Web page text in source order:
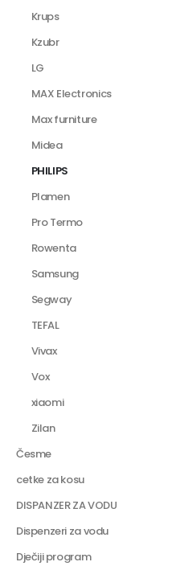
Krups
Kzubr
LG
MAX Electronics
Max furniture
Midea
PHILIPS
Plamen
Pro Termo
Rowenta
Samsung
Segway
TEFAL
Vivax
Vox
xiaomi
Zilan
Česme
cetke za kosu
DISPANZER ZA VODU
Dispenzeri za vodu
Dječiji program